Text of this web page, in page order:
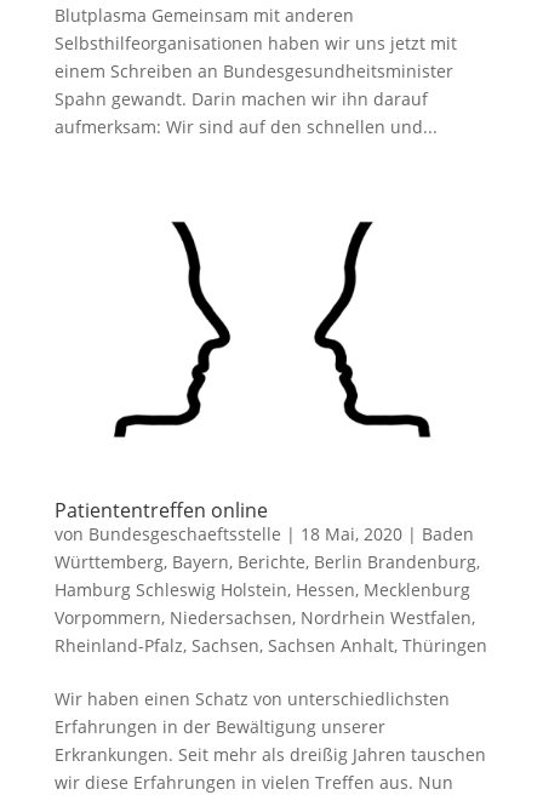
Blutplasma Gemeinsam mit anderen
Selbsthilfeorganisationen haben wir uns jetzt mit
einem Schreiben an Bundesgesundheitsminister
Spahn gewandt. Darin machen wir ihn darauf
aufmerksam: Wir sind auf den schnellen und...
Patiententreffen online
von Bundesgeschaeftsstelle | 18 Mai, 2020| Baden
Württemberg, Bayern, Berichte, Berlin Brandenburg,
Hamburg Schleswig Holstein, Hessen, Mecklenburg
Vorpommern, Niedersachsen, Nordrhein Westfalen,
Rheinland-Pfalz, Sachsen, Sachsen Anhalt, Thüringen
Wir haben einen Schatz von unterschiedlichsten
Erfahrungen in der Bewältigung unserer
Erkrankungen. Seit mehr als dreißig Jahren tauschen
wir diese Erfahrungen in vielen Treffen aus. Nun